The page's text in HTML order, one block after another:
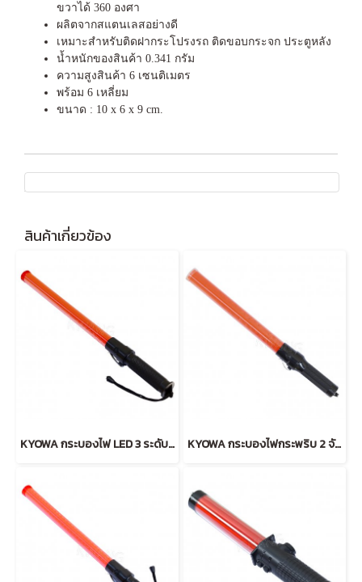
ขวาได้ 360 องศา
ผลิตจากสแตนเลสอย่างดี
เหมาะสำหรับติดฝากระโปรงรถ ติดขอบกระจก ประตูหลัง
น้ำหนักของสินค้า 0.341 กรัม
ความสูงสินค้า 6 เซนติเมตร
พร้อม 6 เหลี่ยม
ขนาด : 10 x 6 x 9 cm.
สินค้าเกี่ยวข้อง
KYOWA กระบองไฟ LED 3 ระดับ ลายธรรมดา (RED) KYOWA กระบองไฟกระพริบ 2 จังหวะ (RED)